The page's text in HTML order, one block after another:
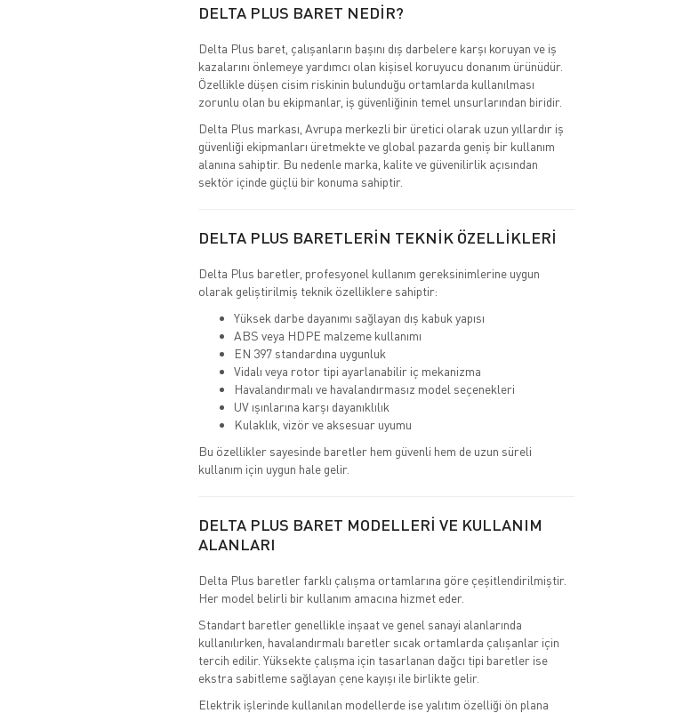
DELTA PLUS BARET NEDİR?
Delta Plus baret, çalışanların başını dış darbelere karşı koruyan ve iş
kazalarını önlemeye yardımcı olan kişisel koruyucu donanım ürünüdür.
Özellikle düşen cisim riskinin bulunduğu ortamlarda kullanılması
zorunlu olan bu ekipmanlar, iş güvenliğinin temel unsurlarından biridir.
Delta Plus markası, Avrupa merkezli bir üretici olarak uzun yıllardır iş
güvenliği ekipmanları üretmekte ve global pazarda geniş bir kullanım
alanına sahiptir. Bu nedenle marka, kalite ve güvenilirlik açısından
sektör içinde güçlü bir konuma sahiptir.
DELTA PLUS BARETLERİN TEKNİK ÖZELLİKLERİ
Delta Plus baretler, profesyonel kullanım gereksinimlerine uygun
olarak geliştirilmiş teknik özelliklere sahiptir:
Yüksek darbe dayanımı sağlayan dış kabuk yapısı
ABS veya HDPE malzeme kullanımı
EN 397 standardına uygunluk
Vidalı veya rotor tipi ayarlanabilir iç mekanizma
Havalandırmalı ve havalandırmasız model seçenekleri
UV ışınlarına karşı dayanıklılık
Kulaklık, vizör ve aksesuar uyumu
Bu özellikler sayesinde baretler hem güvenli hem de uzun süreli
kullanım için uygun hale gelir.
DELTA PLUS BARET MODELLERİ VE KULLANIM
ALANLARI
Delta Plus baretler farklı çalışma ortamlarına göre çeşitlendirilmiştir.
Her model belirli bir kullanım amacına hizmet eder.
Standart baretler genellikle inşaat ve genel sanayi alanlarında
kullanılırken, havalandırmalı baretler sıcak ortamlarda çalışanlar için
tercih edilir. Yüksekte çalışma için tasarlanan dağcı tipi baretler ise
ekstra sabitleme sağlayan çene kayışı ile birlikte gelir.
Elektrik işlerinde kullanılan modellerde ise yalıtım özelliği ön plana